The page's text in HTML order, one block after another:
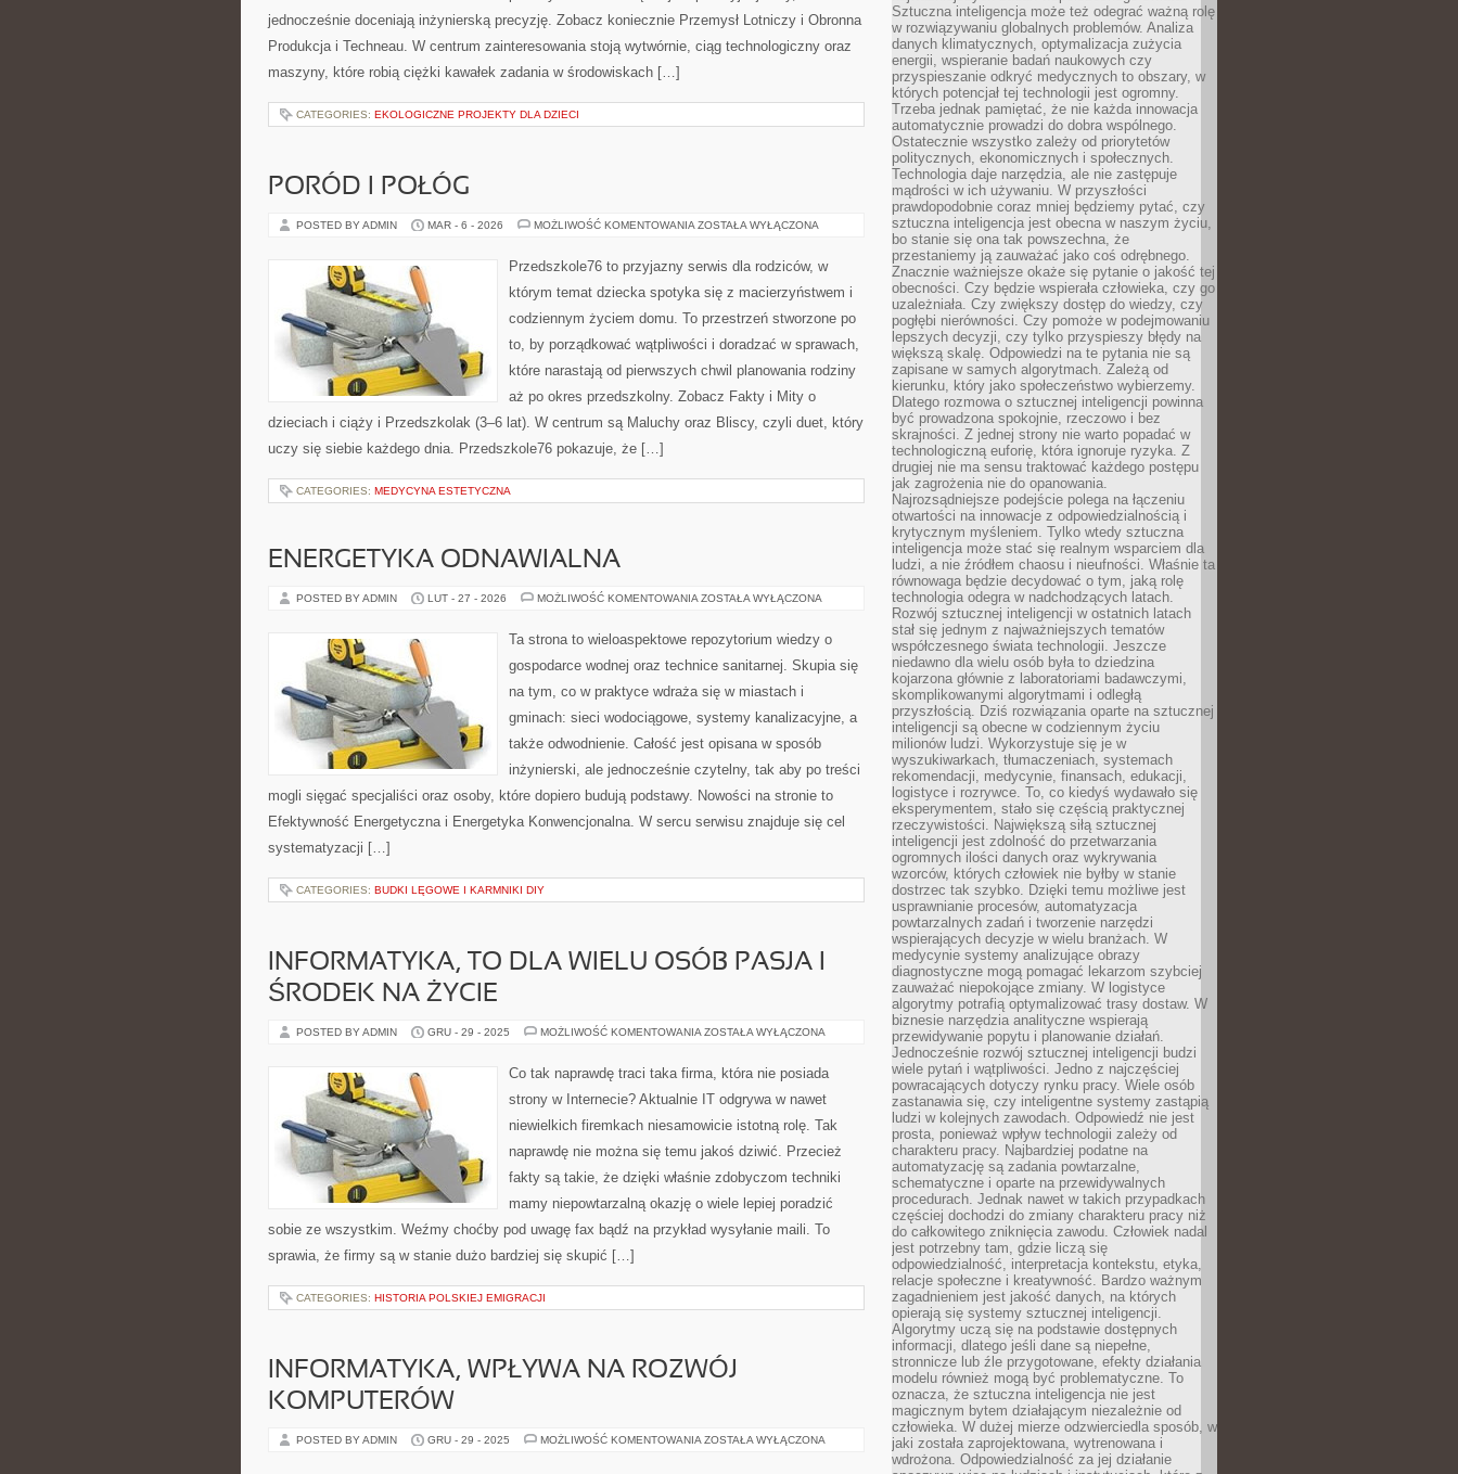
jednocześnie doceniają inżynierską precyzję. Zobacz koniecznie Przemysł Lotniczy i Obronna
Produkcja i Techneau. W centrum zainteresowania stoją wytwórnie, ciąg technologiczny oraz
maszyny, które robią ciężki kawałek zadania w środowiskach […]
CATEGORIES: EKOLOGICZNE PROJEKTY DLA DZIECI
PORÓD I POŁÓG
POSTED BY ADMIN MAR - 6 - 2026 MOŻLIWOŚĆ KOMENTOWANIA PORÓD
ZOSTAŁA WYŁĄCZONA
Przedszkole76 to przyjazny serwis dla rodziców, w
którym temat dziecka spotyka się z macierzyństwem i
codziennym życiem domu. To przestrzeń stworzone po
to, by porządkować wątpliwości i doradzać w sprawach,
które narastają od pierwszych chwil planowania rodziny
aż po okres przedszkolny. Zobacz Fakty i Mity o
dzieciach i ciąży i Przedszkolak (3–6 lat). W centrum są Maluchy oraz Bliscy, czyli duet, który
uczy się siebie każdego dnia. Przedszkole76 pokazuje, że […]
CATEGORIES: MEDYCYNA ESTETYCZNA
ENERGETYKA ODNAWIALNA
POSTED BY ADMIN LUT - 27 - 2026 MOŻLIWOŚĆ KOMENTOWANIA ENERGETYKA
ZOSTAŁA WYŁĄCZONA
Ta strona to wieloaspektowe repozytorium wiedzy o
gospodarce wodnej oraz technice sanitarnej. Skupia się
na tym, co w praktyce wdraża się w miastach i
gminach: sieci wodociągowe, systemy kanalizacyjne, a
także odwodnienie. Całość jest opisana w sposób
inżynierski, ale jednocześnie czytelny, tak aby po treści
mogli sięgać specjaliści oraz osoby, które dopiero budują podstawy. Nowości na stronie to
Efektywność Energetyczna i Energetyka Konwencjonalna. W sercu serwisu znajduje się cel
systematyzacji […]
CATEGORIES: BUDKI LĘGOWE I KARMNIKI DIY
INFORMATYKA, TO DLA WIELU OSÓB PASJA I
ŚRODEK NA ŻYCIE
POSTED BY ADMIN GRU - 29 - 2025 MOŻLIWOŚĆ KOMENTOWANIA INFORMATYKA,
WIELU
OSÓB
I
NA
ZOSTAŁA WYŁĄCZONA
Co tak naprawdę traci taka firma, która nie posiada
strony w Internecie? Aktualnie IT odgrywa w nawet
niewielkich firemkach niesamowicie istotną rolę. Tak
naprawdę nie można się temu jakoś dziwić. Przecież
fakty są takie, że dzięki właśnie zdobyczom techniki
mamy niepowtarzalną okazję o wiele lepiej poradzić
sobie ze wszystkim. Weźmy choćby pod uwagę fax bądź na przykład wysyłanie maili. To
sprawia, że firmy są w stanie dużo bardziej się skupić […]
CATEGORIES: HISTORIA POLSKIEJ EMIGRACJI
INFORMATYKA, WPŁYWA NA ROZWÓJ
KOMPUTERÓW
POSTED BY ADMIN GRU - 29 - 2025 MOŻLIWOŚĆ KOMENTOWANIA INFORMATYKA,
ZOSTAŁA WYŁĄCZONA
Sztuczna inteligencja może też odegrać ważną rolę
w rozwiązywaniu globalnych problemów. Analiza
danych klimatycznych, optymalizacja zużycia
energii, wspieranie badań naukowych czy
przyspieszanie odkryć medycznych to obszary, w
których potencjał tej technologii jest ogromny.
Trzeba jednak pamiętać, że nie każda innowacja
automatycznie prowadzi do dobra wspólnego.
Ostatecznie wszystko zależy od priorytetów
politycznych, ekonomicznych i społecznych.
Technologia daje narzędzia, ale nie zastępuje
mądrości w ich używaniu. W przyszłości
prawdopodobnie coraz mniej będziemy pytać, czy
sztuczna inteligencja jest obecna w naszym życiu,
bo stanie się ona tak powszechna, że
przestaniemy ją zauważać jako coś odrębnego.
Znacznie ważniejsze okaże się pytanie o jakość tej
obecności. Czy będzie wspierała człowieka, czy go
uzależniała. Czy zwiększy dostęp do wiedzy, czy
pogłębi nierówności. Czy pomoże w podejmowaniu
lepszych decyzji, czy tylko przyspieszy błędy na
większą skalę. Odpowiedzi na te pytania nie są
zapisane w samych algorytmach. Zależą od
kierunku, który jako społeczeństwo wybierzemy.
Dlatego rozmowa o sztucznej inteligencji powinna
być prowadzona spokojnie, rzeczowo i bez
skrajności. Z jednej strony nie warto popadać w
technologiczną euforię, która ignoruje ryzyka. Z
drugiej nie ma sensu traktować każdego postępu
jak zagrożenia nie do opanowania.
Najrozsądniejsze podejście polega na łączeniu
otwartości na innowacje z odpowiedzialnością i
krytycznym myśleniem. Tylko wtedy sztuczna
inteligencja może stać się realnym wsparciem dla
ludzi, a nie źródłem chaosu i nieufności. Właśnie ta
równowaga będzie decydować o tym, jaką rolę
technologia odegra w nadchodzących latach.
Rozwój sztucznej inteligencji w ostatnich latach
stał się jednym z najważniejszych tematów
współczesnego świata technologii. Jeszcze
niedawno dla wielu osób była to dziedzina
kojarzona głównie z laboratoriami badawczymi,
skomplikowanymi algorytmami i odległą
przyszłością. Dziś rozwiązania oparte na sztucznej
inteligencji są obecne w codziennym życiu
milionów ludzi. Wykorzystuje się je w
wyszukiwarkach, tłumaczeniach, systemach
rekomendacji, medycynie, finansach, edukacji,
logistyce i rozrywce. To, co kiedyś wydawało się
eksperymentem, stało się częścią praktycznej
rzeczywistości. Największą siłą sztucznej
inteligencji jest zdolność do przetwarzania
ogromnych ilości danych oraz wykrywania
wzorców, których człowiek nie byłby w stanie
dostrzec tak szybko. Dzięki temu możliwe jest
usprawnianie procesów, automatyzacja
powtarzalnych zadań i tworzenie narzędzi
wspierających decyzje w wielu branżach. W
medycynie systemy analizujące obrazy
diagnostyczne mogą pomagać lekarzom szybciej
zauważać niepokojące zmiany. W logistyce
algorytmy potrafią optymalizować trasy dostaw. W
biznesie narzędzia analityczne wspierają
przewidywanie popytu i planowanie działań.
Jednocześnie rozwój sztucznej inteligencji budzi
wiele pytań i wątpliwości. Jedno z najczęściej
powracających dotyczy rynku pracy. Wiele osób
zastanawia się, czy inteligentne systemy zastąpią
ludzi w kolejnych zawodach. Odpowiedź nie jest
prosta, ponieważ wpływ technologii zależy od
charakteru pracy. Najbardziej podatne na
automatyzację są zadania powtarzalne,
schematyczne i oparte na przewidywalnych
procedurach. Jednak nawet w takich przypadkach
częściej dochodzi do zmiany charakteru pracy niż
do całkowitego zniknięcia zawodu. Człowiek nadal
jest potrzebny tam, gdzie liczą się
odpowiedzialność, interpretacja kontekstu, etyka,
relacje społeczne i kreatywność. Bardzo ważnym
zagadnieniem jest jakość danych, na których
opierają się systemy sztucznej inteligencji.
Algorytmy uczą się na podstawie dostępnych
informacji, dlatego jeśli dane są niepełne,
stronnicze lub źle przygotowane, efekty działania
modelu również mogą być problematyczne. To
oznacza, że sztuczna inteligencja nie jest
magicznym bytem działającym niezależnie od
człowieka. W dużej mierze odzwierciedla sposób, w
jaki została zaprojektowana, wytrenowana i
wdrożona. Odpowiedzialność za jej działanie